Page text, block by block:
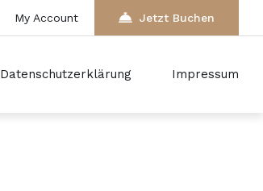
My Account Jetzt Buchen
Datenschutzerklärung Impressum